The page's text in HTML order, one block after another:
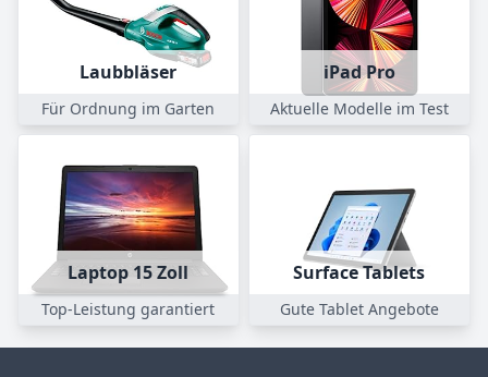
Laubbläser
Für Ordnung im Garten
iPad Pro
Aktuelle Modelle im Test
Laptop 15 Zoll
Top-Leistung garantiert
Surface Tablets
Gute Tablet Angebote